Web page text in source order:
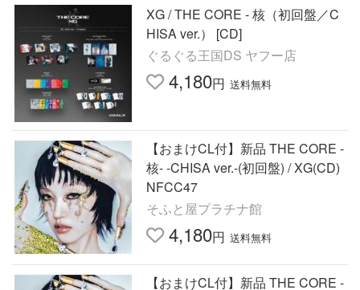
XG / THE CORE - 核（初回盤／C
HISA ver.） [CD]
ぐるぐる王国DS ヤフー店
4,180円 送料無料
【おまけCL付】新品 THE CORE -
核- -CHISA ver.-(初回盤) / XG(CD)
NFCC47
そふと屋プラチナ館
4,180円 送料無料
【おまけCL付】新品 THE CORE -